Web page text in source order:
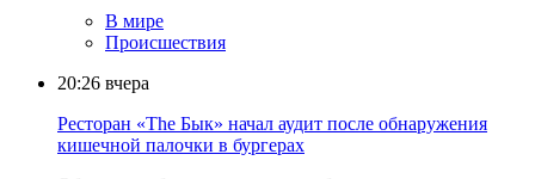
В мире
Происшествия
20:26 вчера
Ресторан «The Бык» начал аудит после обнаружения
кишечной палочки в бургерах